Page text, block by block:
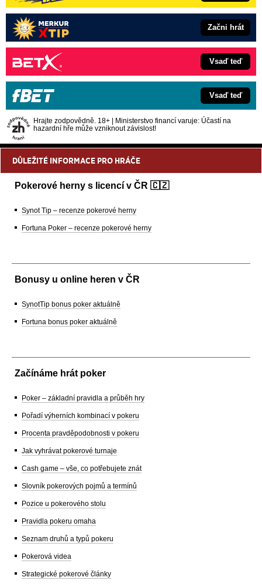
Začni hrát
Vsaď teď
Vsaď teď
Hrajte zodpovědně. 18+ | Ministerstvo financí varuje: Účastí na
hazardní hře může vzniknout závislost!
DŮLEŽITÉ INFORMACE PRO HRÁČE
Pokerové herny s licencí v ČR 🇨🇿
Synot Tip – recenze pokerové herny
Fortuna Poker – recenze pokerové herny
Bonusy u online heren v ČR
SynotTip bonus poker aktuálně
Fortuna bonus poker aktuálně
Začínáme hrát poker
Poker – základní pravidla a průběh hry
Pořadí výherních kombinací v pokeru
Procenta pravděpodobnosti v pokeru
Jak vyhrávat pokerové turnaje
Cash game – vše, co potřebujete znát
Slovník pokerových pojmů a termínů
Pozice u pokerového stolu
Pravidla pokeru omaha
Seznam druhů a typů pokeru
Pokerová videa
Strategické pokerové články